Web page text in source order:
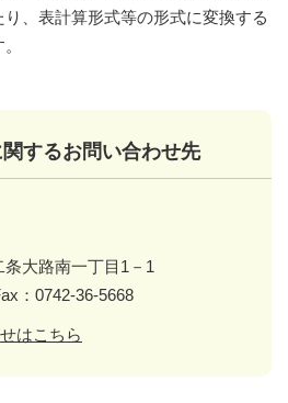
、表計算形式等の形式に変換する
するお問い合わせ先
条大路南一丁目1－1
：0742-36-5668
はこちら